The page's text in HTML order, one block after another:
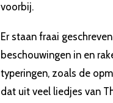
voorbij.
Er staan fraai geschreven
beschouwingen in en
typeringen, zoals de
dat uit veel liedjes van